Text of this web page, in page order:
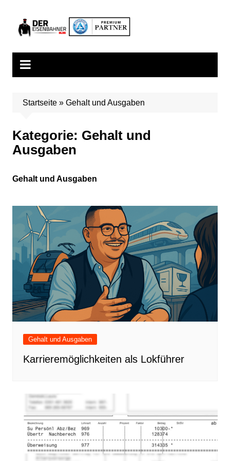
springen
Startseite» Gehalt und Ausgaben
Kategorie: Gehalt und
Ausgaben
Gehalt und Ausgaben
Gehalt und Ausgaben
Karrieremöglichkeiten als Lokführer